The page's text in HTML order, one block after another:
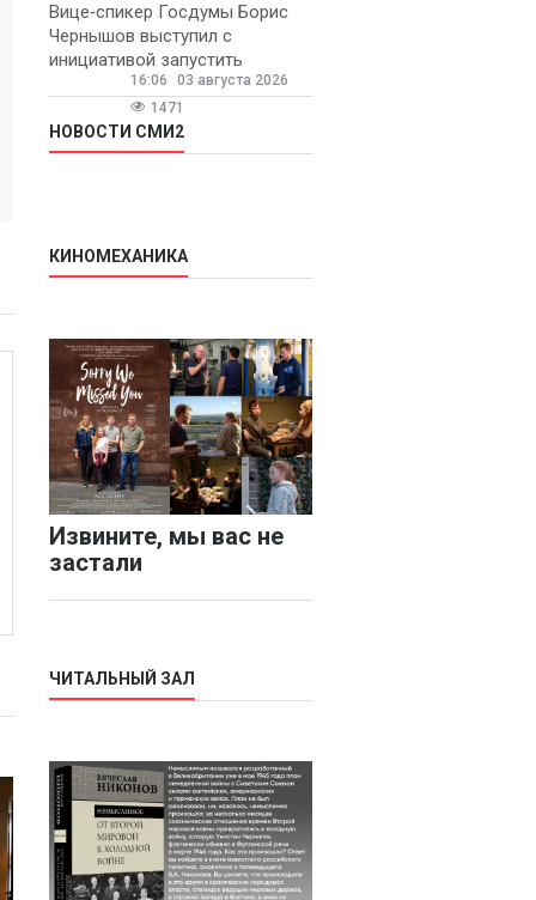
Вице‑спикер Госдумы Борис
Чернышов выступил с
инициативой запустить
ежегодную федеральную
программу
«Первосентябрьский капитал»
- она предполагает
16:06
03 августа 2026
1471
НОВОСТИ СМИ2
КИНОМЕХАНИКА
Извините, мы вас не
застали
ЧИТАЛЬНЫЙ ЗАЛ